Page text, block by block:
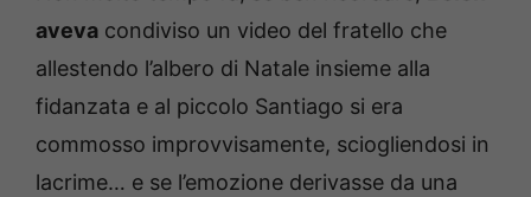
aveva condiviso un video del fratello che
allestendo l’albero di Natale insieme alla
fidanzata e al piccolo Santiago si era
commosso improvvisamente, sciogliendosi in
lacrime… e se l’emozione derivasse da una